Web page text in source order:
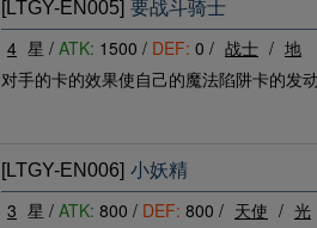
[LTGY-EN005] 要战斗骑士
4 星 / ATK: 1500 / DEF: 0 / 战士 / 地
对手的卡的效果使自己的魔法陷阱卡的发
[LTGY-EN006] 小妖精
3 星 / ATK: 800 / DEF: 800 / 天使 / 光